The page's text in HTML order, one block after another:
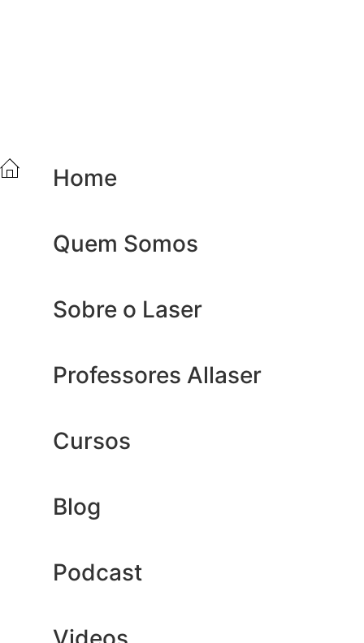
Home
Quem Somos
Sobre o Laser
Professores Allaser
Cursos
Blog
Podcast